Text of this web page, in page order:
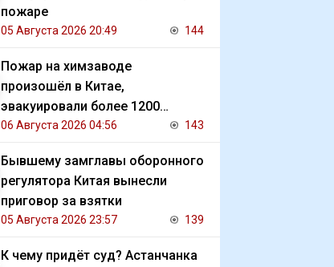
пожаре
05 Августа 2026 20:49 144
Пожар на химзаводе
произошёл в Китае,
эвакуировали более 1200
человек
06 Августа 2026 04:56 143
Бывшему замглавы оборонного
регулятора Китая вынесли
приговор за взятки
05 Августа 2026 23:57 139
К чему придёт суд? Астанчанка